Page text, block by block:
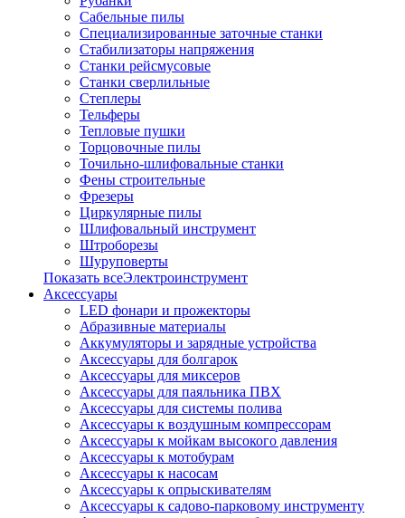
Сабельные пилы
Специализированные заточные станки
Стабилизаторы напряжения
Станки рейсмусовые
Станки сверлильные
Степлеры
Тельферы
Тепловые пушки
Торцовочные пилы
Точильно-шлифовальные станки
Фены строительные
Фрезеры
Циркулярные пилы
Шлифовальный инструмент
Штроборезы
Шуруповерты
Показать всеЭлектроинструмент
Аксессуары
LED фонари и прожекторы
Абразивные материалы
Аккумуляторы и зарядные устройства
Аксессуары для болгарок
Аксессуары для миксеров
Аксессуары для паяльника ПВХ
Аксессуары для системы полива
Аксессуары к воздушным компрессорам
Аксессуары к мойкам высокого давления
Аксессуары к мотобурам
Аксессуары к насосам
Аксессуары к опрыскивателям
Аксессуары к садово-парковому инструменту